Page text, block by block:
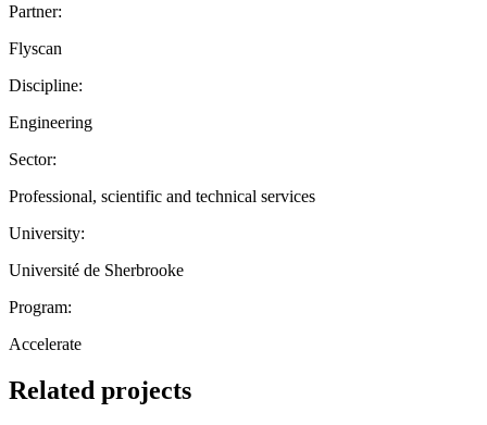
Partner:
Flyscan
Discipline:
Engineering
Sector:
Professional, scientific and technical services
University:
Université de Sherbrooke
Program:
Accelerate
Related projects